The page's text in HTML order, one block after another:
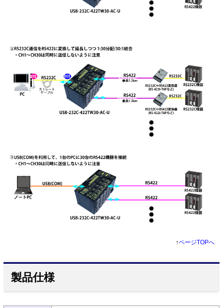
↑ページTOPへ
製品仕様